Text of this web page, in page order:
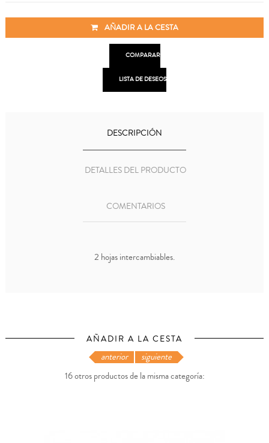
AÑADIR A LA CESTA
COMPARAR
LISTA DE DESEOS
DESCRIPCIÓN
DETALLES DEL PRODUCTO
COMENTARIOS
2 hojas intercambiables.
AÑADIR A LA CESTA
16 otros productos de la misma categoría:
anterior siguiente